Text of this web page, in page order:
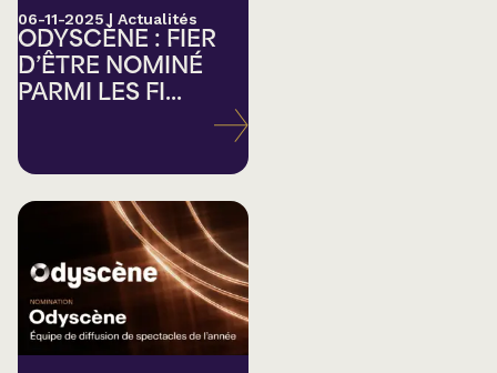
06-11-2025 | Actualités
ODYSCÈNE : FIER
D’ÊTRE NOMINÉ
PARMI LES FI...